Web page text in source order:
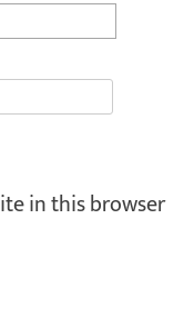
in this browser